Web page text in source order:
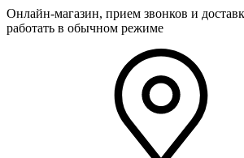
Онлайн-магазин, прием звонков и
работать в обычном режиме